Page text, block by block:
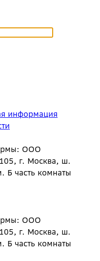
информация
ООО
г. Москва, ш.
Б часть комнаты
ООО
г. Москва, ш.
Б часть комнаты